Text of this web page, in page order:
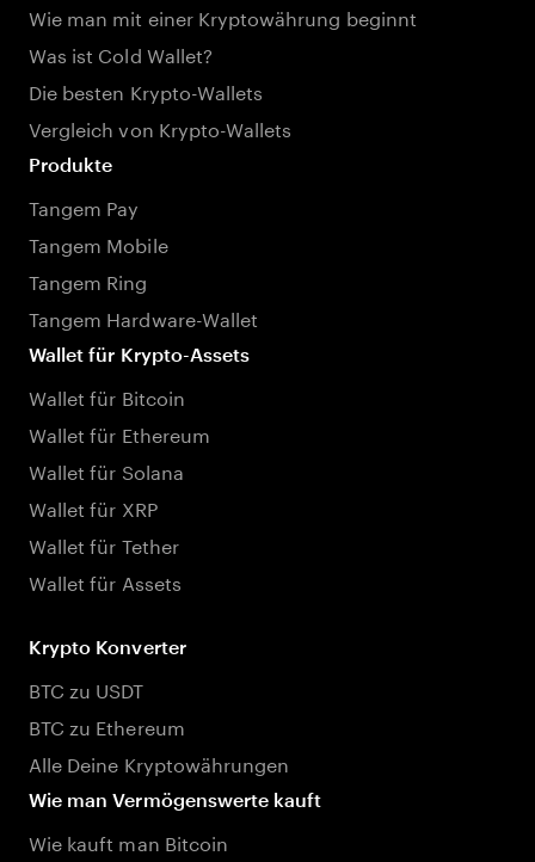
Wie man mit einer Kryptowährung beginnt
Was ist Cold Wallet?
Die besten Krypto-Wallets
Vergleich von Krypto-Wallets
Produkte
Tangem Pay
Tangem Mobile
Tangem Ring
Tangem Hardware-Wallet
Wallet für Krypto-Assets
Wallet für Bitcoin
Wallet für Ethereum
Wallet für Solana
Wallet für XRP
Wallet für Tether
Wallet für Assets
Krypto Konverter
BTC zu USDT
BTC zu Ethereum
Alle Deine Kryptowährungen
Wie man Vermögenswerte kauft
Wie kauft man Bitcoin